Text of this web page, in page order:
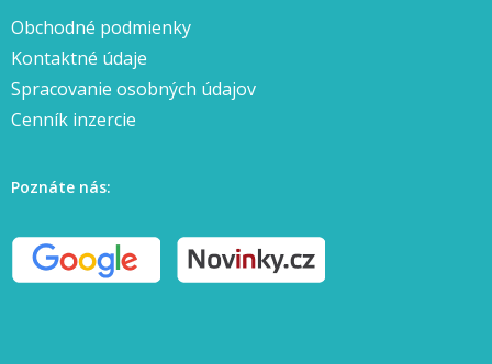
Obchodné podmienky
Kontaktné údaje
Spracovanie osobných údajov
Cenník inzercie
Poznáte nás: